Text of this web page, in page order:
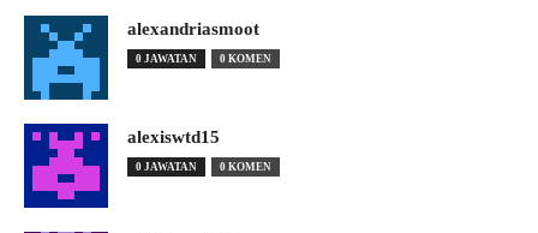
alexandriasmoot
0 JAWATAN 0 KOMEN
alexiswtd15
0 JAWATAN 0 KOMEN